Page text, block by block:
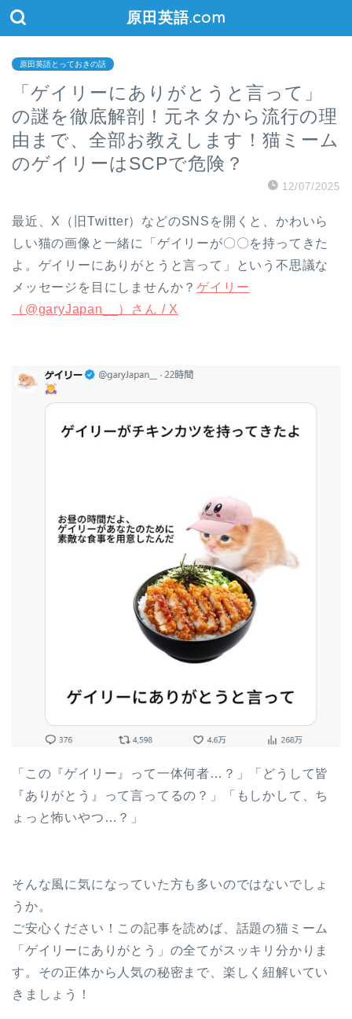
原田英語.com
原田英語とっておきの話
「ゲイリーにありがとうと言って」
の謎を徹底解剖！元ネタから流行の理
由まで、全部お教えします！猫ミーム
のゲイリーはSCPで危険？
12/07/2025
最近、X（旧Twitter）などのSNSを開くと、かわいら
しい猫の画像と一緒に「ゲイリーが〇〇を持ってきた
よ。ゲイリーにありがとうと言って」という不思議な
メッセージを目にしませんか？ゲイリー
（@garyJapan__）さん / X
「この『ゲイリー』って一体何者…？」「どうして皆
『ありがとう』って言ってるの？」「もしかして、ち
ょっと怖いやつ…？」
そんな風に気になっていた方も多いのではないでしょ
うか。
ご安心ください！この記事を読めば、話題の猫ミーム
「ゲイリーにありがとう」の全てがスッキリ分かりま
す。その正体から人気の秘密まで、楽しく紐解いてい
きましょう！